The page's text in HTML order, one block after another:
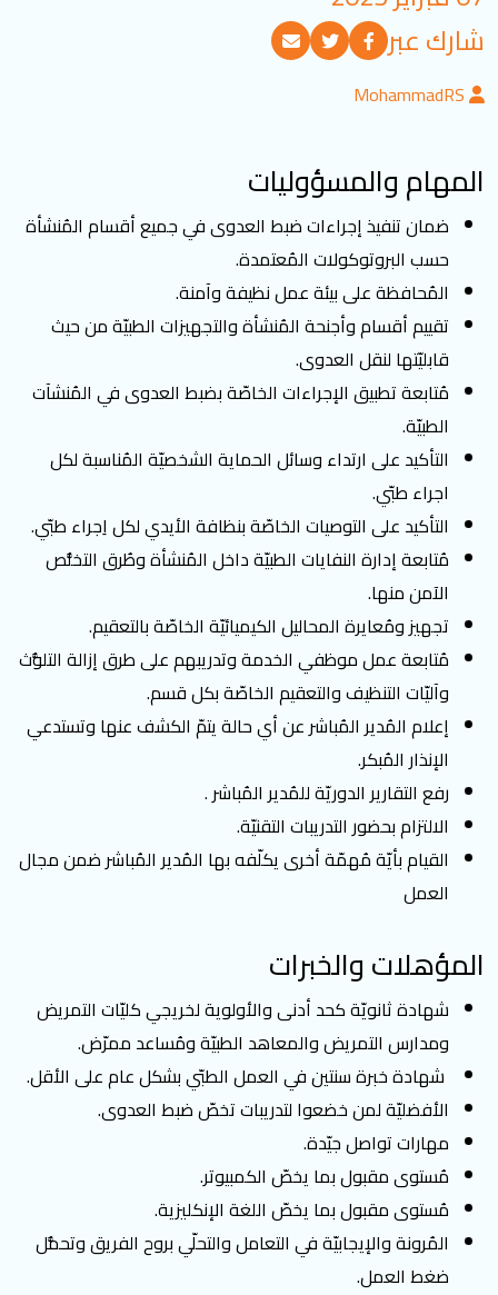
تسجيل الدخول
العربية
تابعنا
شارك عبر
MohammadRS
المهام والمسؤوليات
ضمان تنفيذ إجراءات ضبط العدوى في جميع أقسام المُنشأة
حسب البروتوكولات المُعتمدة.
المُحافظة على بيئة عمل نظيفة وآمنة.
تقييم أقسام وأجنحة المُنشأة والتجهيزات الطبيّة من حيث
قابليّتها لنقل العدوى.
مُتابعة تطبيق الإجراءات الخاصّة بضبط العدوى في المُنشآت
الطبيّة.
التأكيد على ارتداء وسائل الحماية الشخصيّة المُناسبة لكل
اجراء طبّي.
التأكيد على التوصيات الخاصّة بنظافة الأيدي لكل اِجراء طبّي.
مُتابعة إدارة النفايات الطبيّة داخل المُنشأة وطُرق التخلُّص
الآمن منها.
تجهيز ومُعايرة المحاليل الكيميائيّة الخاصّة بالتعقيم.
مُتابعة عمل موظفي الخدمة وتدريبهم على طرق إزالة التلوُّث
وآليّات التنظيف والتعقيم الخاصّة بكل قسم.
إعلام المُدير المُباشر عن أي حالة يتمّ الكشف عنها وتستدعي
الإنذار المُبكر.
رفع التقارير الدوريّة للمُدير المُباشر .
الالتزام بحضور التدريبات التقنيّة.
القيام بأيّة مُهمّة أخرى يكلّفه بها المُدير المُباشر ضمن مجال
العمل
المؤهلات والخبرات
شهادة ثانويّة كحد أدنى والأولوية لخريجي كليّات التمريض
ومدارس التمريض والمعاهد الطبيّة ومُساعد ممرّض.
شهادة خبرة سنتين في العمل الطبّي بشكل عام على الأقل.
الأفضليّة لمن خضعوا لتدريبات تخصّ ضبط العدوى.
مهارات تواصل جيّدة.
مُستوى مقبول بما يخصّ الكمبيوتر.
مُستوى مقبول بما يخصّ اللغة الإنكليزية.
المُرونة والإيجابيّة في التعامل والتحلّي بروح الفريق وتحمُّل
ضغط العمل.